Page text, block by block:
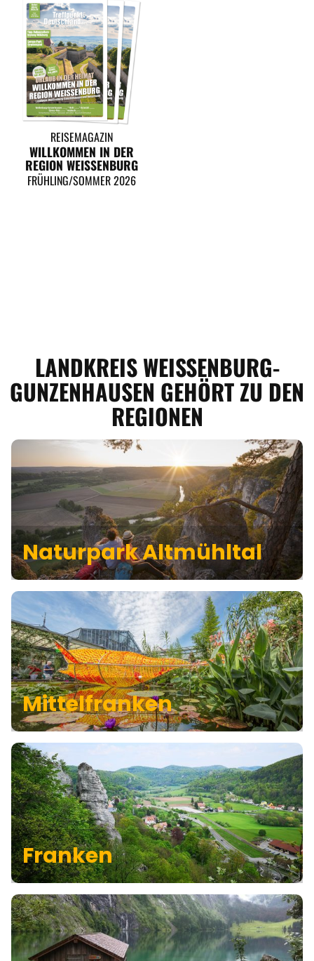
REISEMAGAZIN
WILLKOMMEN IN DER
REGION WEISSENBURG
FRÜHLING/SOMMER 2026
LANDKREIS WEISSENBURG-
GUNZENHAUSEN GEHÖRT ZU DEN
REGIONEN
Naturpark Altmühltal
Mittelfranken
Franken